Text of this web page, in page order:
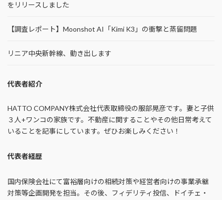
をリリースしました
【調査レポート】Moonshot AI「Kimi K3」の衝撃と蒸留問題
リニア中央新幹線、動き出します
代表者紹介
HATTO COMPANY株式会社代表取締役の服部晃彦です。妻と子供
３人+ワンコの家族です。不動産に関することやその他日常考えて
いることを記事にしています。ぜひお楽しみください！
代表者経歴
国内保険会社にて富裕層向けの相続対策や経営者向けの事業承継
対策等企画開発を担当。その後、フィデリティ投信、ドイチェ・